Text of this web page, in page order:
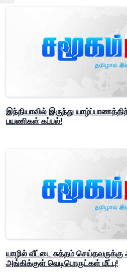
இந்தியாவில் இருந்து
பயணிகள் கப்பல்!
யாழில் வீட்டை சுத்தம் செய்தவருக்கு
அங்கிக்குள் வெடிபொருட்கள் மீட்பு!